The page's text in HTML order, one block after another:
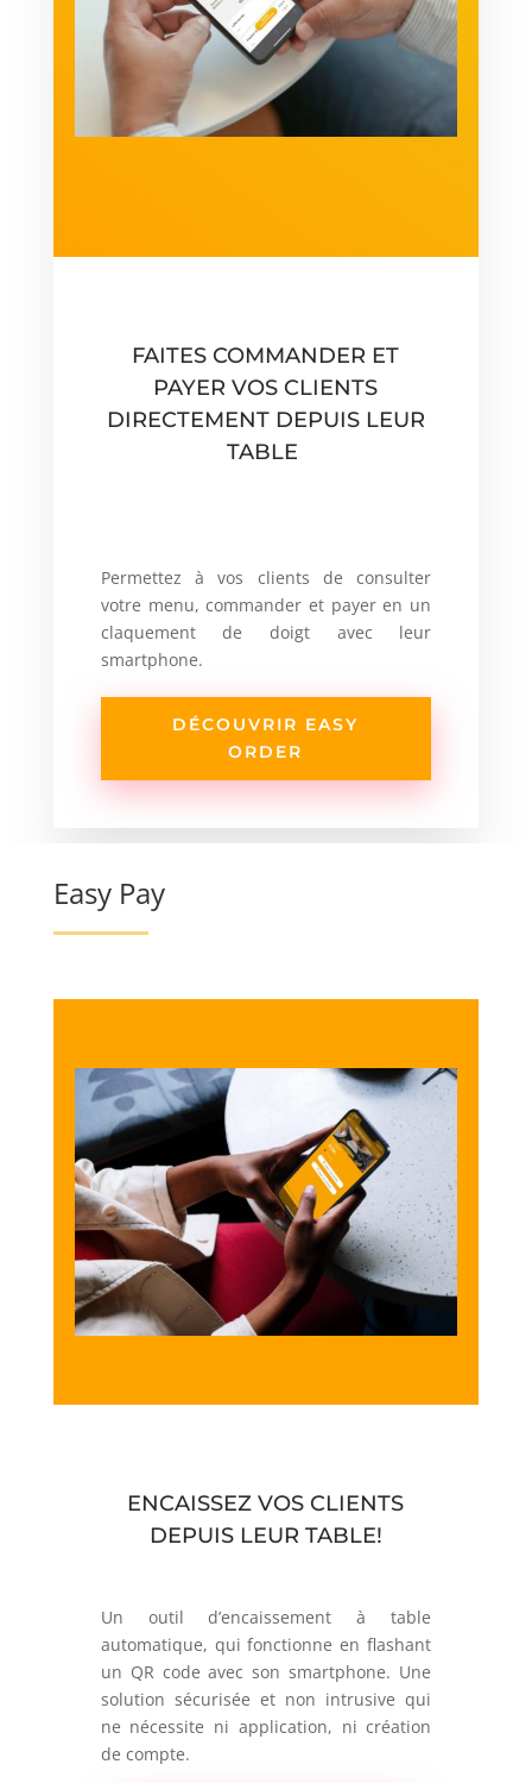
FAITES COMMANDER ET
PAYER VOS CLIENTS
DIRECTEMENT DEPUIS LEUR
TABLE
Permettez à vos clients de consulter
votre menu, commander et payer en un
claquement de doigt avec leur
smartphone.
DÉCOUVRIR EASY
ORDER
Easy Pay
ENCAISSEZ VOS CLIENTS
DEPUIS LEUR TABLE!
Un outil d’encaissement à table
automatique, qui fonctionne en flashant
un QR code avec son smartphone. Une
solution sécurisée et non intrusive qui
ne nécessite ni application, ni création
de compte.